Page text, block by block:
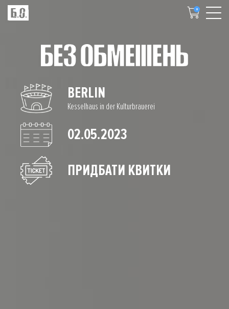
0
BERLIN
Kesselhaus in der Kulturbrauerei
02.05.2023
ПРИДБАТИ КВИТКИ